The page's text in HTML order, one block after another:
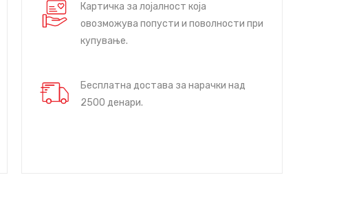
Картичка за лојалност која
овозможува попусти и поволности при
купување.
Бесплатна достава за нарачки над
2500 денари.